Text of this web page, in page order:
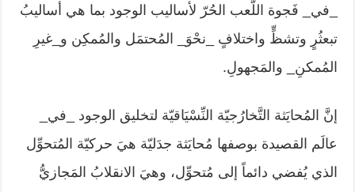
_في_ فَجوة اللَّعب الحُرّ لأساليب الوجود بما هي أساليبُ
تبعثُرٍ وتشظٍّ واختلافٍ _نحْوَ_ المُحتمَل والمُمكِن و_غيرِ
المُمكنِ_ والمَجهولِ.
إنَّ المُحايَثة التَّخارُجيّة النِّسْيَاقيّة لتخليق الوجود _في_
عالَم القصيدة بوصفها مُحايَثة جدَليّة هيَ حركيّة المُتحوِّل
الذي يُفضي دائماً إلى مُتحوِّل، وهيَ الانقلابُ المَجازيُّ